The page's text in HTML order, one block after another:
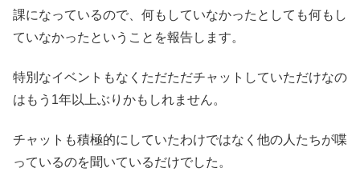
課になっているので、何もしていなかったとしても何もし
ていなかったということを報告します。
特別なイベントもなくただただチャットしていただけなの
はもう1年以上ぶりかもしれません。
チャットも積極的にしていたわけではなく他の人たちが喋
っているのを聞いているだけでした。